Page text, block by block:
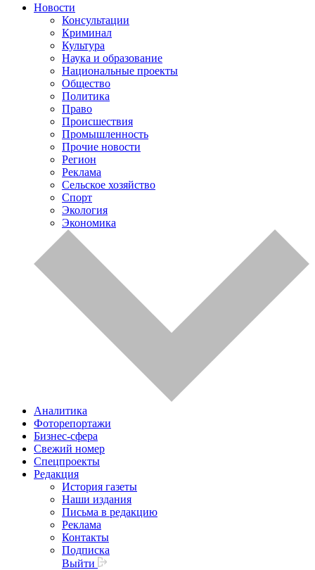
Новости
Консультации
Криминал
Культура
Наука и образование
Национальные проекты
Общество
Политика
Право
Происшествия
Промышленность
Прочие новости
Регион
Реклама
Сельское хозяйство
Спорт
Экология
Экономика
Аналитика
Фоторепортажи
Бизнес-сфера
Свежий номер
Спецпроекты
Редакция
История газеты
Наши издания
Письма в редакцию
Реклама
Контакты
Подписка
Выйти